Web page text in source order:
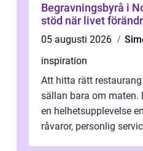
Begravningsbyrå i
stöd när livet
05 augusti 2026
inspiration
Att hitta rätt
sällan bara om maten.
en helhetsupplevelse
råvaror, personlig